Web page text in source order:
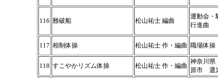
116 難破船 松山祐士 編曲
運動会・
行進曲
117 相制体操 松山祐士 作・編曲 職場体操
118 すこやかリズム体操 松山祐士 作・編曲
神奈川
原市 選